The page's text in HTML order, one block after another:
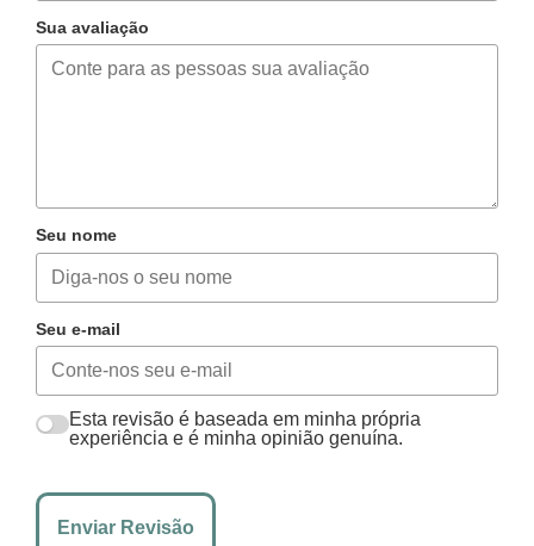
Sua avaliação
Seu nome
Seu e-mail
Esta revisão é baseada em minha própria
experiência e é minha opinião genuína.
Enviar Revisão